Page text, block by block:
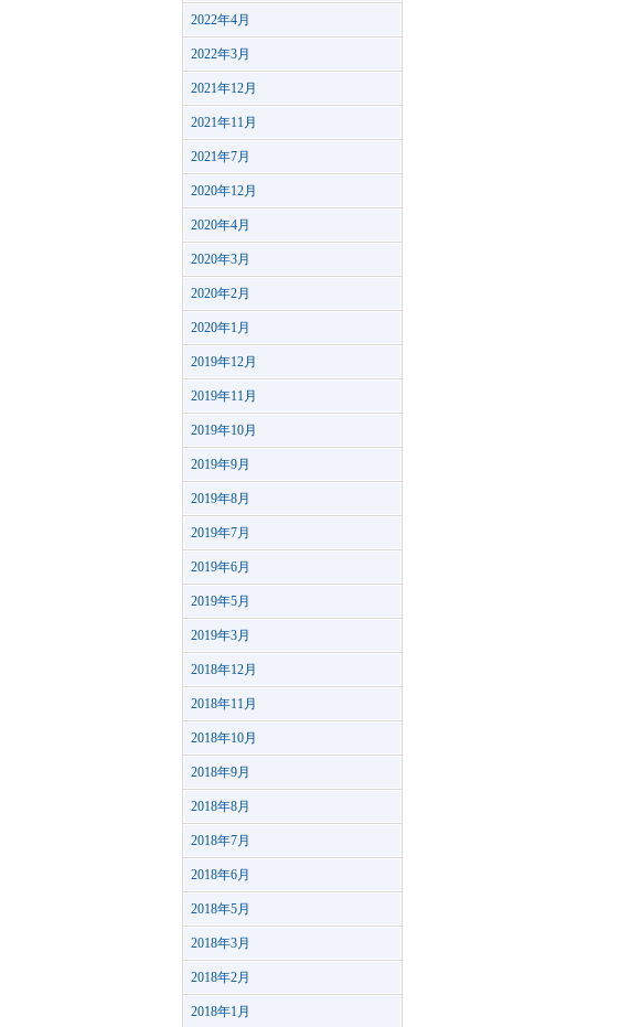
2022年4月
2022年3月
2021年12月
2021年11月
2021年7月
2020年12月
2020年4月
2020年3月
2020年2月
2020年1月
2019年12月
2019年11月
2019年10月
2019年9月
2019年8月
2019年7月
2019年6月
2019年5月
2019年3月
2018年12月
2018年11月
2018年10月
2018年9月
2018年8月
2018年7月
2018年6月
2018年5月
2018年3月
2018年2月
2018年1月